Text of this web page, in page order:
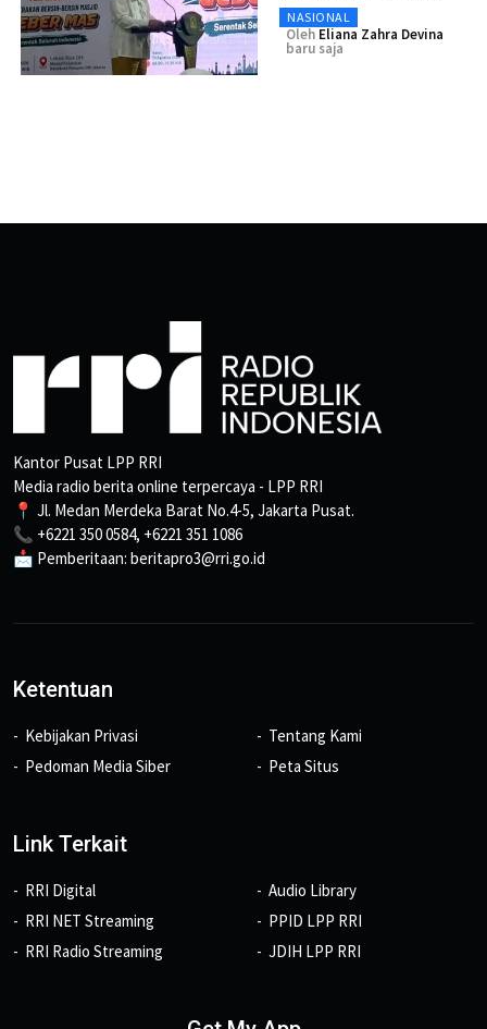
NASIONAL
Oleh Eliana Zahra Devina
baru saja
Kantor Pusat LPP RRI
Media radio berita online terpercaya - LPP RRI
📍 Jl. Medan Merdeka Barat No.4-5, Jakarta Pusat.
📞 +6221 350 0584, +6221 351 1086
📩 Pemberitaan: beritapro3@rri.go.id
Ketentuan
Kebijakan Privasi
Pedoman Media Siber
Tentang Kami
Peta Situs
Link Terkait
RRI Digital
RRI NET Streaming
RRI Radio Streaming
Audio Library
PPID LPP RRI
JDIH LPP RRI